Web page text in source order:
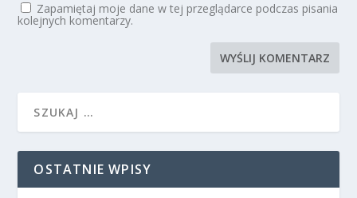
Zapamiętaj moje dane w tej przeglądarce podczas pisania
kolejnych komentarzy.
OSTATNIE WPISY